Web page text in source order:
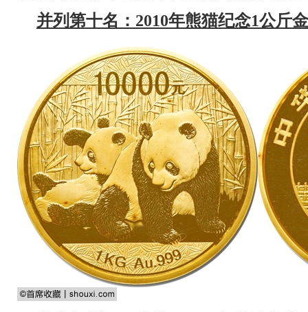
并列第十名：2010年熊猫纪念1公斤